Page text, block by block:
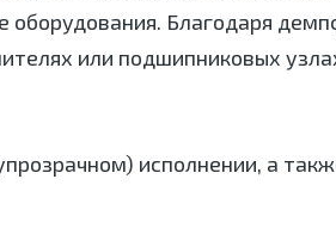
оборудования. Благодаря
или подшипниковых
исполнении, а